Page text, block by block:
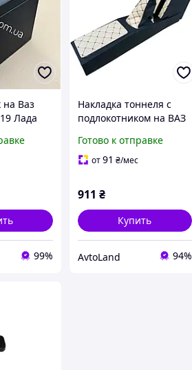
на Ваз
Лада
99%
Накладка тоннеля с
подлокотником на ВАЗ
бежеваый строчка
Готово к отправке
от91 ₴/мес
911 ₴
Купить
AvtoLand 94%